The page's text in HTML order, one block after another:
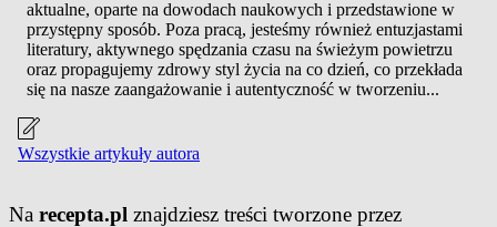
aktualne, oparte na dowodach naukowych i przedstawione w
przystępny sposób. Poza pracą, jesteśmy również entuzjastami
literatury, aktywnego spędzania czasu na świeżym powietrzu
oraz propagujemy zdrowy styl życia na co dzień, co przekłada
się na nasze zaangażowanie i autentyczność w tworzeniu...
Wszystkie artykuły autora
Na recepta.pl znajdziesz treści tworzone przez